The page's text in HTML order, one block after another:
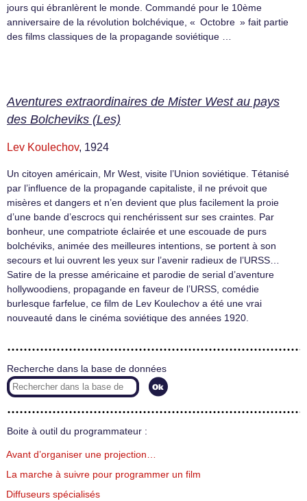
jours qui ébranlèrent le monde. Commandé pour le 10ème
anniversaire de la révolution bolchévique, « Octobre » fait partie
des films classiques de la propagande soviétique …
Aventures extraordinaires de Mister West au pays
des Bolcheviks (Les)
Lev Koulechov, 1924
Un citoyen américain, Mr West, visite l’Union soviétique. Tétanisé
par l’influence de la propagande capitaliste, il ne prévoit que
misères et dangers et n’en devient que plus facilement la proie
d’une bande d’escrocs qui renchérissent sur ses craintes. Par
bonheur, une compatriote éclairée et une escouade de purs
bolchéviks, animée des meilleures intentions, se portent à son
secours et lui ouvrent les yeux sur l’avenir radieux de l’URSS…
Satire de la presse américaine et parodie de serial d’aventure
hollywoodiens, propagande en faveur de l’URSS, comédie
burlesque farfelue, ce film de Lev Koulechov a été une vrai
nouveauté dans le cinéma soviétique des années 1920.
Recherche dans la base de données
Boite à outil du programmateur :
Avant d’organiser une projection…
La marche à suivre pour programmer un film
Diffuseurs spécialisés